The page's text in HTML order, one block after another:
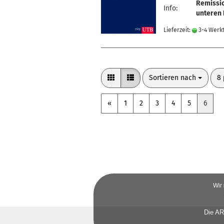
Info:
unteren
Lieferzeit: 3-4
Sortieren nach
Sortieren nach 8
« 1 2 3 4 5 6
Wir
Die